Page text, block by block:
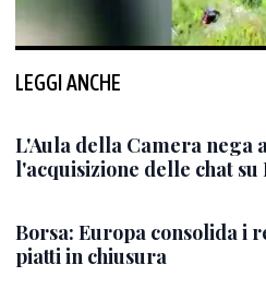
LEGGI ANCHE
L'Aula della Camera nega
l'acquisizione delle chat
Borsa: Europa consolida i
piatti in chiusura